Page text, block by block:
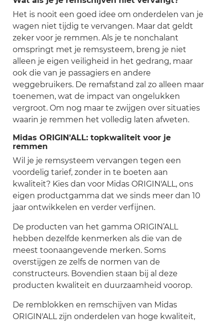
Het is nooit een goed idee om onderdelen van je
wagen niet tijdig te vervangen. Maar dat geldt
zeker voor je remmen. Als je te nonchalant
omspringt met je remsysteem, breng je niet
alleen je eigen veiligheid in het gedrang, maar
ook die van je passagiers en andere
weggebruikers. De remafstand zal zo alleen maar
toenemen, wat de impact van ongelukken
vergroot. Om nog maar te zwijgen over situaties
waarin je remmen het volledig laten afweten.
Midas ORIGIN'ALL: topkwaliteit voor je
remmen
Wil je je remsysteem vervangen tegen een
voordelig tarief, zonder in te boeten aan
kwaliteit? Kies dan voor Midas ORIGIN'ALL, ons
eigen productgamma dat we sinds meer dan 10
jaar ontwikkelen en verder verfijnen.
De producten van het gamma ORIGIN’ALL
hebben dezelfde kenmerken als die van de
meest toonaangevende merken. Soms
overstijgen ze zelfs de normen van de
constructeurs. Bovendien staan bij al deze
producten kwaliteit en duurzaamheid voorop.
De remblokken en remschijven van Midas
ORIGIN'ALL zijn onderdelen van hoge kwaliteit,